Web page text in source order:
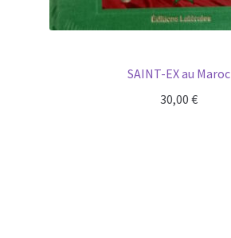
SAINT-EX au Maroc
30,00 €